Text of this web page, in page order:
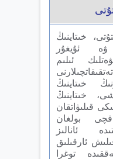
خىتاينىڭ
ئۇيغۇر
ئىلىم
خىتاينىڭ
خىتاينىڭ
قىلىۋاتقان
بولغان
ئانالىز
ئارقىلىق
توغرا